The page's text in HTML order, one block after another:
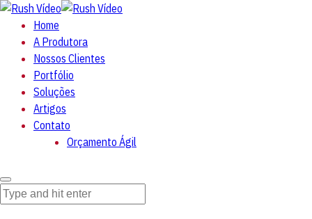
Home
A Produtora
Nossos Clientes
Portfólio
Soluções
Artigos
Contato
Orçamento Ágil